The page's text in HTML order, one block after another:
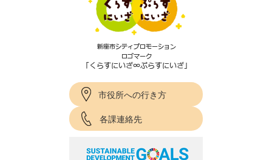
市役所への行き方
各課連絡先